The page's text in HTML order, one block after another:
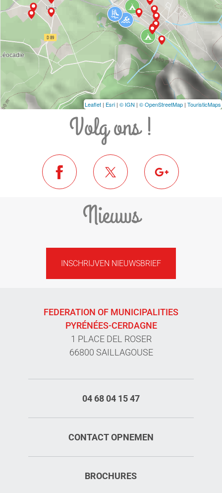
Leaflet | Esri | © IGN | © OpenStreetMap | TouristicMaps
Volg ons !
Nieuws
INSCHRIJVEN NIEUWSBRIEF
FEDERATION OF MUNICIPALITIES
PYRÉNÉES-CERDAGNE
1 PLACE DEL ROSER
66800 SAILLAGOUSE
04 68 04 15 47
CONTACT OPNEMEN
BROCHURES